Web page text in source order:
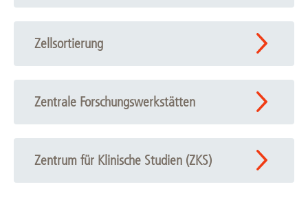
Zellsortierung
Zentrale Forschungswerkstätten
Zentrum für Klinische Studien (ZKS)